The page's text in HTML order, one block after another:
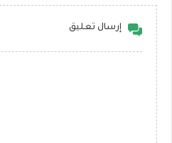
إرسال تعليق